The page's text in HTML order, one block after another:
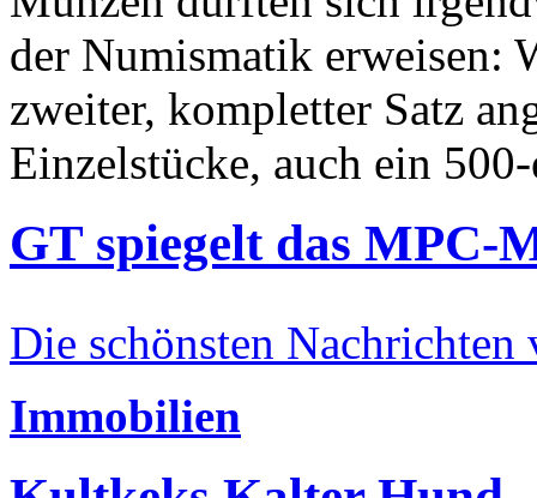
der Numismatik erweisen:
zweiter, kompletter Satz
Einzelstücke, auch ein
GT spiegelt das MPC-
Die schönsten Nachrichten
Immobilien